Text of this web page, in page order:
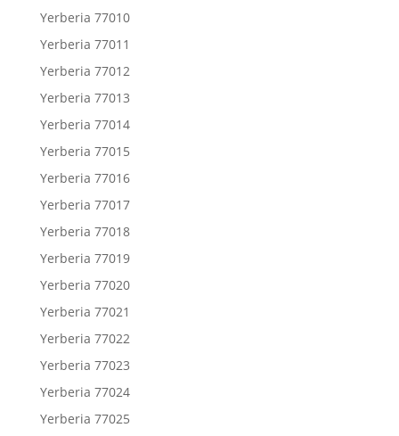
Yerberia 77010
Yerberia 77011
Yerberia 77012
Yerberia 77013
Yerberia 77014
Yerberia 77015
Yerberia 77016
Yerberia 77017
Yerberia 77018
Yerberia 77019
Yerberia 77020
Yerberia 77021
Yerberia 77022
Yerberia 77023
Yerberia 77024
Yerberia 77025